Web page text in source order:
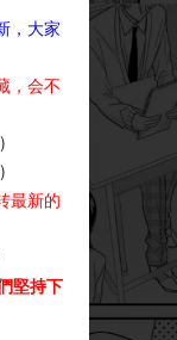
，大家
，会不
最新的
堅持下